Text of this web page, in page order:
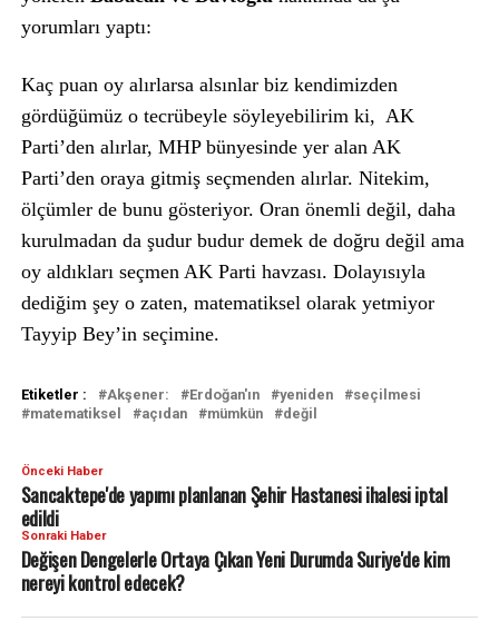
yorumları yaptı:
Kaç puan oy alırlarsa alsınlar biz kendimizden
gördüğümüz o tecrübeyle söyleyebilirim ki, AK
Parti’den alırlar, MHP bünyesinde yer alan AK
Parti’den oraya gitmiş seçmenden alırlar. Nitekim,
ölçümler de bunu gösteriyor. Oran önemli değil, daha
kurulmadan da şudur budur demek de doğru değil ama
oy aldıkları seçmen AK Parti havzası. Dolayısıyla
dediğim şey o zaten, matematiksel olarak yetmiyor
Tayyip Bey’in seçimine.
Etiketler : Akşener: Erdoğan'ın yeniden
seçilmesi
matematiksel
açıdan mümkün değil
Önceki Haber
Sancaktepe'de yapımı planlanan Şehir Hastanesi ihalesi iptal
edildi
Sonraki Haber
Değişen Dengelerle Ortaya Çıkan Yeni Durumda Suriye'de kim
nereyi kontrol edecek?